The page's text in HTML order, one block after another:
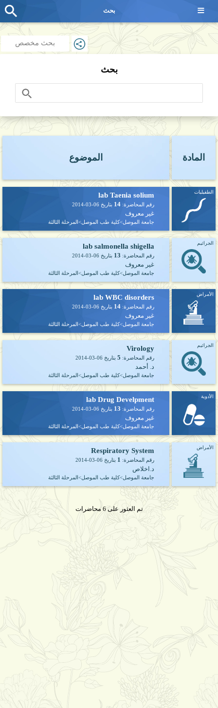
بحث مخصص
بحث
المادة الموضوع
الطفيليات lab Taenia solium
رقم المحاضرة: 14 بتاريخ 2014-03-06
غير معروف
جامعة الموصل>كلية طب الموصل>المرحلة الثالثة
الجراثيم lab salmonella shigella
رقم المحاضرة: 13 بتاريخ 2014-03-06
غير معروف
جامعة الموصل>كلية طب الموصل>المرحلة الثالثة
الأمراض lab WBC disorders
رقم المحاضرة: 14 بتاريخ 2014-03-06
غير معروف
جامعة الموصل>كلية طب الموصل>المرحلة الثالثة
الجراثيم Virology
رقم المحاضرة: 5بتاريخ 2014-03-06
د. أحمد
جامعة الموصل>كلية طب الموصل>المرحلة الثالثة
الأدوية lab Drug Develpment
رقم المحاضرة: 13 بتاريخ 2014-03-06
غير معروف
جامعة الموصل>كلية طب الموصل>المرحلة الثالثة
الأمراض Respiratory System
رقم المحاضرة: 1 بتاريخ 2014-03-06
د.اخلاص
جامعة الموصل>كلية طب الموصل>المرحلة الثالثة
تم العثور على 6 محاضرات
≡ بحث